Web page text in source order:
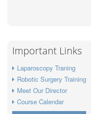
Important Links
Laparoscopy Traning
Robotic Surgery Training
Meet Our Director
Course Calendar